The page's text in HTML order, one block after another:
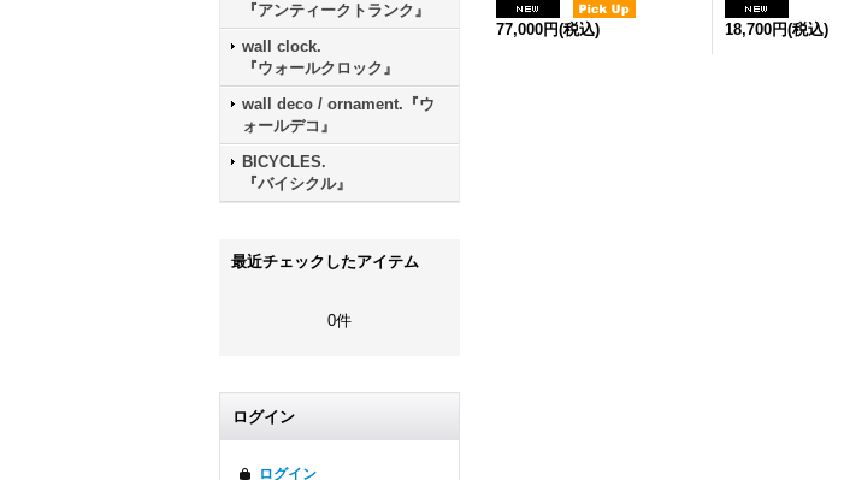
『アンティークトランク』
wall clock.
『ウォールクロック』
wall deco / ornament.『ウ
ォールデコ』
BICYCLES.
『バイシクル』
最近チェックしたアイテム
0件
ログイン
ログイン
77,000円(税込) 18,700円(税込)